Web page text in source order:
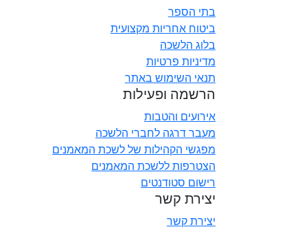
בתי הספר
ביטוח אחריות מקצועית
בלוג הלשכה
מדיניות פרטיות
תנאי השימוש באתר
הרשמה ופעילות
אירועים והטבות
מעבר דרגה לחברי הלשכה
מפגשי הקהילות של לשכת המאמנים
הצטרפות ללשכת המאמנים
רישום סטודנטים
יצירת קשר
יצירת קשר